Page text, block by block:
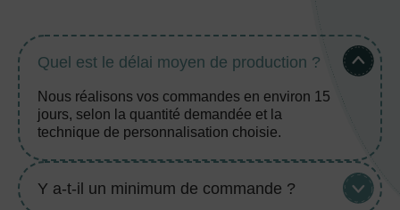
Quel est le délai moyen de production ?
Nous réalisons vos commandes en environ 15
jours, selon la quantité demandée et la
technique de personnalisation choisie.
Y a-t-il un minimum de commande ?